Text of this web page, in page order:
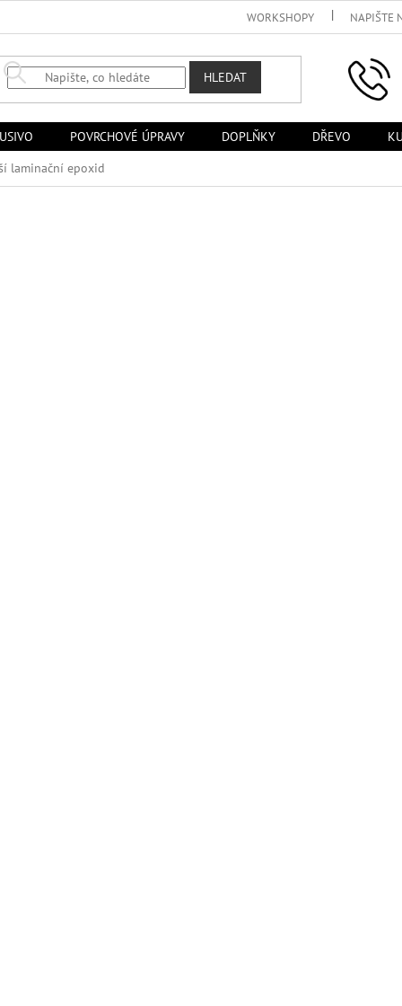
WORKSHOPY NAPIŠTE
HLEDAT
POVRCHOVÉ ÚPRAVY DOPLŇKY DŘEVO
laminační epoxid